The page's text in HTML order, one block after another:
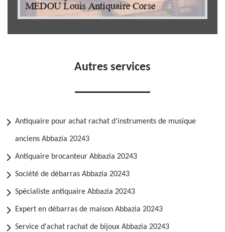
Autres services
Antiquaire pour achat rachat d'instruments de musique
anciens Abbazia 20243
Antiquaire brocanteur Abbazia 20243
Société de débarras Abbazia 20243
Spécialiste antiquaire Abbazia 20243
Expert en débarras de maison Abbazia 20243
Service d'achat rachat de bijoux Abbazia 20243